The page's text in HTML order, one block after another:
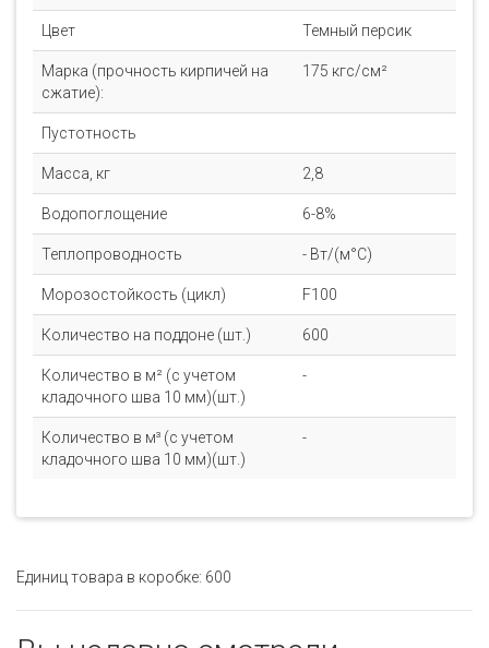
Цвет Темный персик
Марка (прочность кирпичей на
сжатие):
175 кгс/см²
Пустотность
Масса, кг 2,8
Водопоглощение 6-8%
Теплопроводность - Вт/(м°C)
Морозостойкость (цикл) F100
Количество на поддоне (шт.) 600
Количество в м² (с учетом
кладочного шва 10 мм)(шт.)
-
Количество в м³ (с учетом
кладочного шва 10 мм)(шт.)
-
Единиц товара в коробке: 600